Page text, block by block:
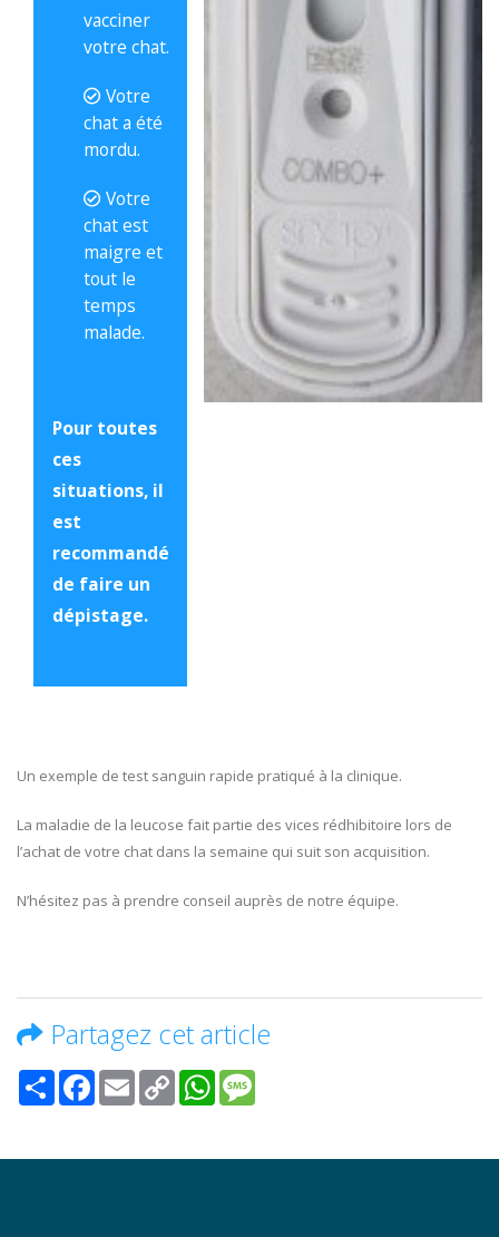
vacciner
votre chat.
Votre
chat a été
mordu.
Votre
chat est
maigre et
tout le
temps
malade.
Pour toutes
ces
situations, il
est
recommandé
de faire un
dépistage.
Un exemple de test sanguin rapide pratiqué à la clinique.
La maladie de la leucose fait partie des vices rédhibitoire lors de
l’achat de votre chat dans la semaine qui suit son acquisition.
N’hésitez pas à prendre conseil auprès de notre équipe.
Partagez cet article
Share Facebook
Email Copy
Link
WhatsApp